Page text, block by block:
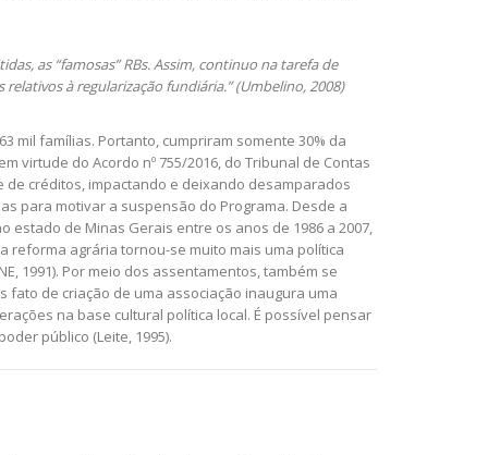
as “famosas” RBs. Assim, continuo na tarefa de
à regularização fundiária.” (Umbelino, 2008)
mil famílias. Portanto, cumpriram somente 30% da
virtude do Acordo nº 755/2016, do Tribunal de Contas
de créditos, impactando e deixando desamparados
para motivar a suspensão do Programa. Desde a
de Minas Gerais entre os anos de 1986 a 2007,
reforma agrária tornou-se muito mais uma política
1991). Por meio dos assentamentos, também se
de criação de uma associação inaugura uma
na base cultural política local. É possível pensar
público (Leite, 1995).